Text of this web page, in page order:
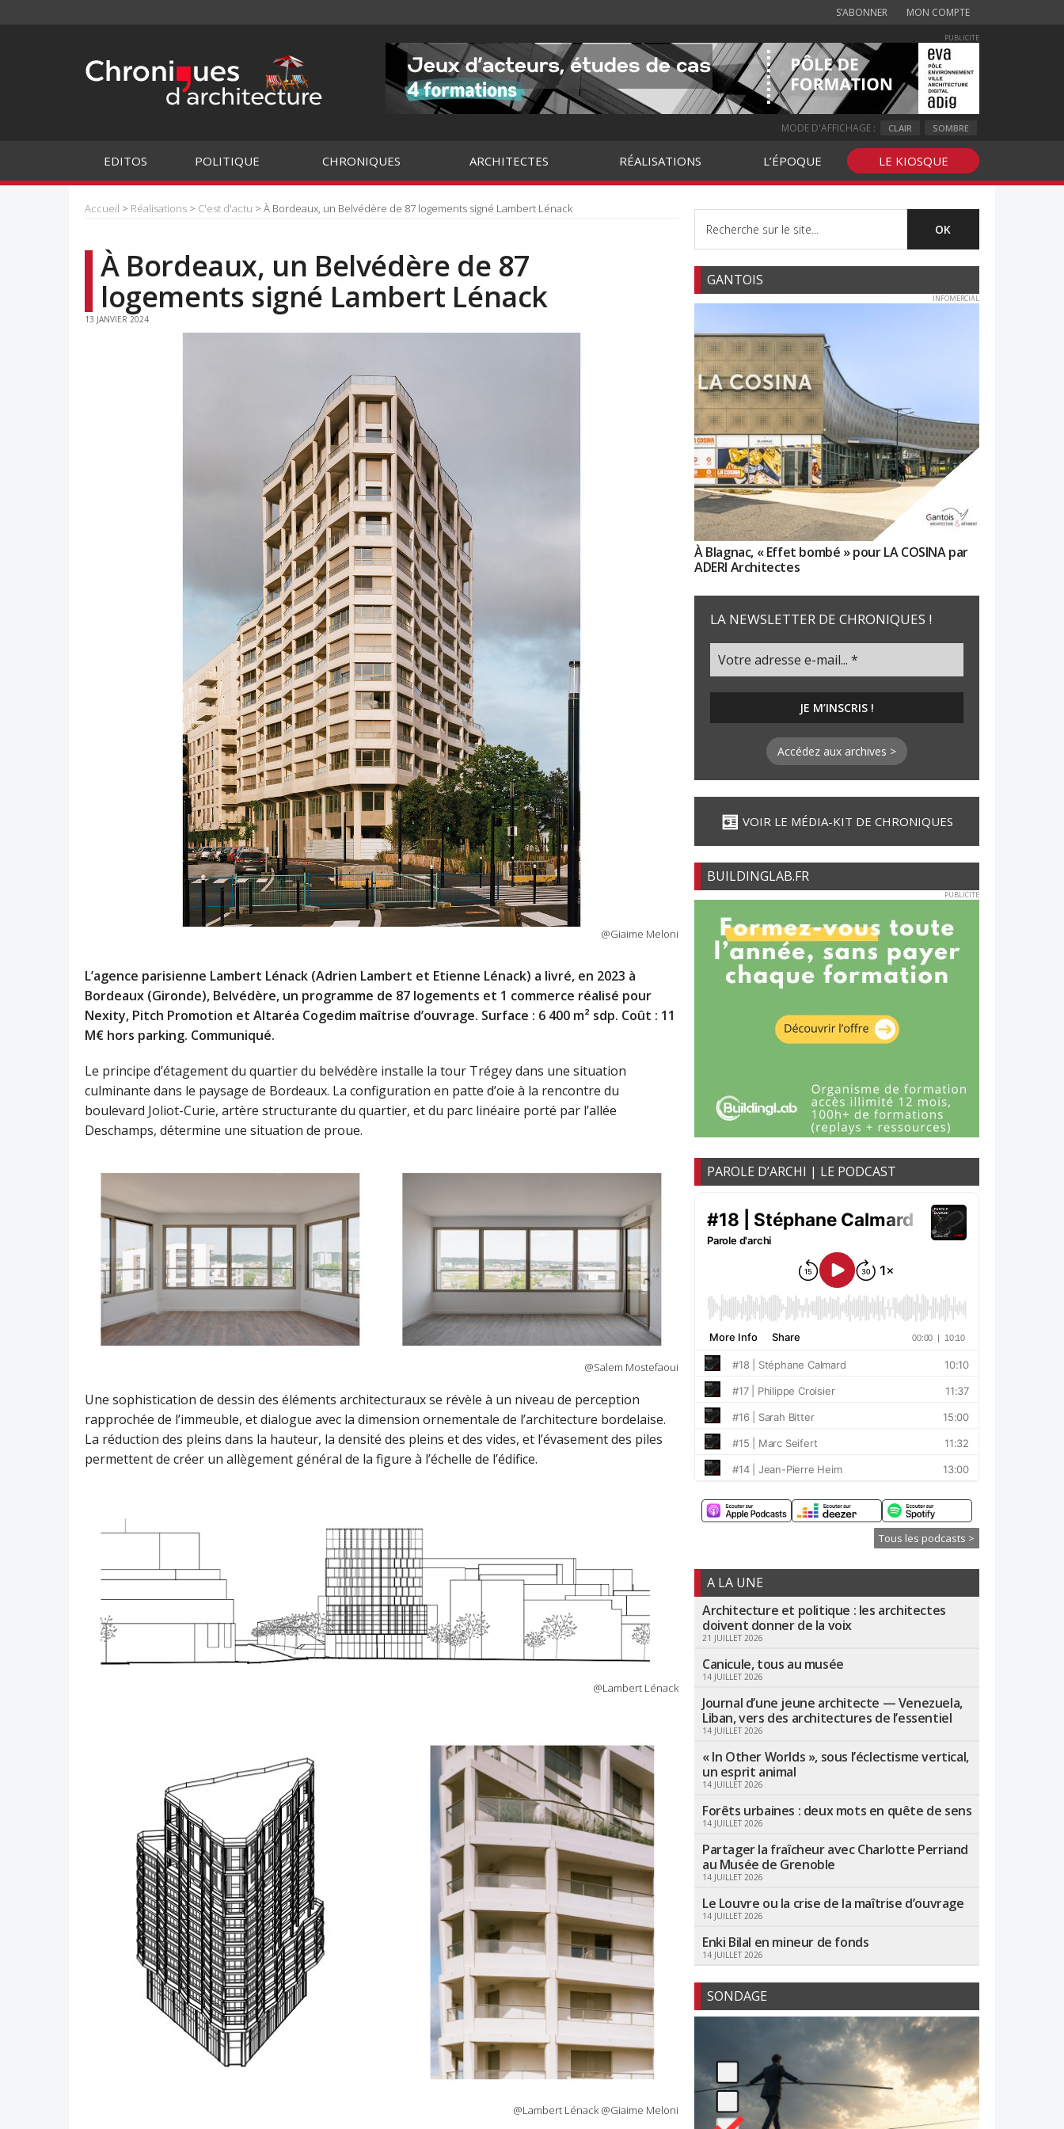
S’ABONNER MON COMPTE
PUBLICITE
MODE D'AFFICHAGE : CLAIR SOMBRE
EDITOS POLITIQUE CHRONIQUES ARCHITECTES RÉALISATIONS L’ÉPOQUE LE KIOSQUE
Accueil > Réalisations > C'est d'actu > À Bordeaux, un Belvédère de 87 logements signé Lambert Lénack
À Bordeaux, un Belvédère de 87
logements signé Lambert Lénack
13 JANVIER 2024
@Giaime Meloni
L’agence parisienne Lambert Lénack (Adrien Lambert et Etienne Lénack) a livré, en 2023 à
Bordeaux (Gironde), Belvédère, un programme de 87 logements et 1 commerce réalisé pour
Nexity, Pitch Promotion et Altaréa Cogedim maîtrise d’ouvrage. Surface : 6 400 m² sdp. Coût : 11
M€ hors parking. Communiqué.
Le principe d’étagement du quartier du belvédère installe la tour Trégey dans une situation
culminante dans le paysage de Bordeaux. La configuration en patte d’oie à la rencontre du
boulevard Joliot-Curie, artère structurante du quartier, et du parc linéaire porté par l’allée
Deschamps, détermine une situation de proue.
@Salem Mostefaoui
Une sophistication de dessin des éléments architecturaux se révèle à un niveau de perception
rapprochée de l’immeuble, et dialogue avec la dimension ornementale de l’architecture bordelaise.
La réduction des pleins dans la hauteur, la densité des pleins et des vides, et l’évasement des piles
permettent de créer un allègement général de la figure à l’échelle de l’édifice.
@Lambert Lénack
@Lambert Lénack @Giaime Meloni
GANTOIS
INFOMERCIAL
À Blagnac, « Effet bombé » pour LA COSINA par
ADERI Architectes
LA NEWSLETTER DE CHRONIQUES !
Accédez aux archives >
VOIR LE MÉDIA-KIT DE CHRONIQUES
BUILDINGLAB.FR
PUBLICITE
PAROLE D’ARCHI | LE PODCAST
Tous les podcasts >
A LA UNE
Architecture et politique : les architectes
doivent donner de la voix
21 JUILLET 2026
Canicule, tous au musée
14 JUILLET 2026
Journal d’une jeune architecte — Venezuela,
Liban, vers des architectures de l’essentiel
14 JUILLET 2026
« In Other Worlds », sous l’éclectisme vertical,
un esprit animal
14 JUILLET 2026
Forêts urbaines : deux mots en quête de sens
14 JUILLET 2026
Partager la fraîcheur avec Charlotte Perriand
au Musée de Grenoble
14 JUILLET 2026
Le Louvre ou la crise de la maîtrise d’ouvrage
14 JUILLET 2026
Enki Bilal en mineur de fonds
14 JUILLET 2026
SONDAGE